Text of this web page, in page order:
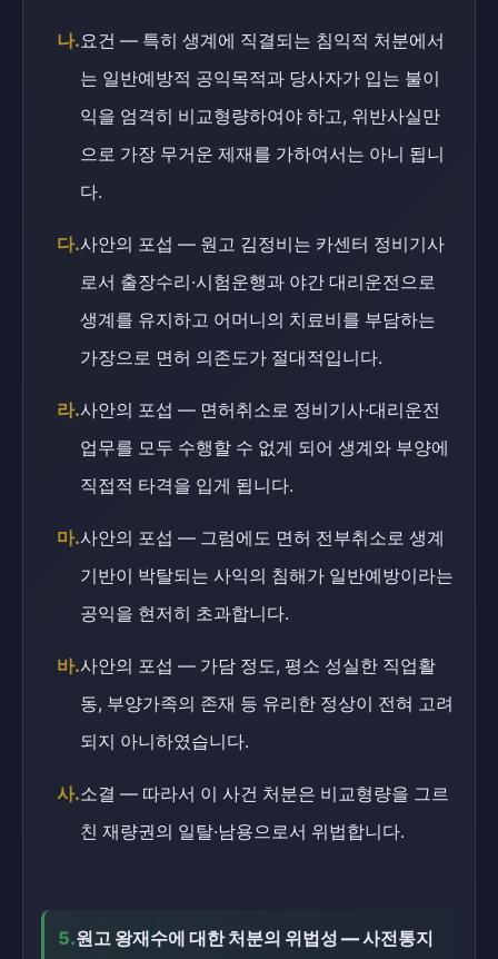
나.요건 — 특히 생계에 직결되는 침익적 처분에서
는 일반예방적 공익목적과 당사자가 입는 불이
익을 엄격히 비교형량하여야 하고, 위반사실만
으로 가장 무거운 제재를 가하여서는 아니 됩니
다.
다.사안의 포섭 — 원고 김정비는 카센터 정비기사
로서 출장수리·시험운행과 야간 대리운전으로
생계를 유지하고 어머니의 치료비를 부담하는
가장으로 면허 의존도가 절대적입니다.
라.사안의 포섭 — 면허취소로 정비기사·대리운전
업무를 모두 수행할 수 없게 되어 생계와 부양에
직접적 타격을 입게 됩니다.
마.사안의 포섭 — 그럼에도 면허 전부취소로 생계
기반이 박탈되는 사익의 침해가 일반예방이라는
공익을 현저히 초과합니다.
바.사안의 포섭 — 가담 정도, 평소 성실한 직업활
동, 부양가족의 존재 등 유리한 정상이 전혀 고려
되지 아니하였습니다.
사.소결 — 따라서 이 사건 처분은 비교형량을 그르
친 재량권의 일탈·남용으로서 위법합니다.
5.원고 왕재수에 대한 처분의 위법성 — 사전통지